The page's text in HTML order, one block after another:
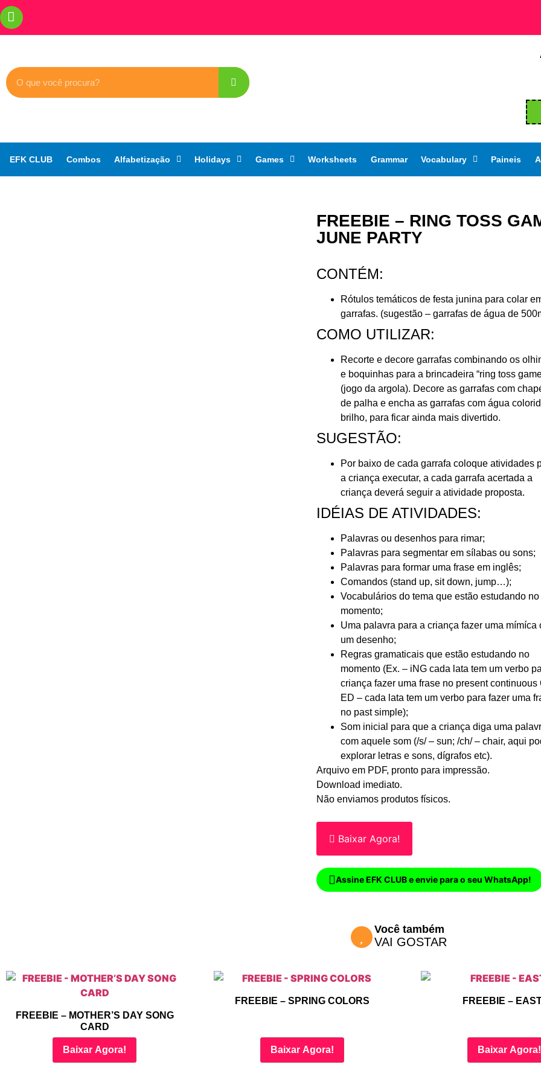
EFK CLUB Combos Alfabetização Holidays Games Worksheets Grammar Vocabulary Paineis
FREEBIE – RING TOSS
JUNE PARTY
CONTÉM:
Rótulos temáticos de festa junina para colar
garrafas. (sugestão – garrafas de água de
COMO UTILIZAR:
Recorte e decore garrafas combinando os
e boquinhas para a brincadeira “ring toss
(jogo da argola). Decore as garrafas com
de palha e encha as garrafas com água
brilho, para ficar ainda mais divertido.
SUGESTÃO:
Por baixo de cada garrafa coloque atividades
a criança executar, a cada garrafa acertada a
criança deverá seguir a atividade proposta.
IDÉIAS DE ATIVIDADES:
Palavras ou desenhos para rimar;
Palavras para segmentar em sílabas ou sons;
Palavras para formar uma frase em inglês;
Comandos (stand up, sit down, jump…);
Vocabulários do tema que estão estudando no
momento;
Uma palavra para a criança fazer uma mímíca
um desenho;
Regras gramaticais que estão estudando no
momento (Ex. – iNG cada lata tem um verbo
criança fazer uma frase no present continuous
ED – cada lata tem um verbo para fazer uma
no past simple);
Som inicial para que a criança diga uma
com aquele som (/s/ – sun; /ch/ – chair, aqui
explorar letras e sons, dígrafos etc).
Arquivo em PDF, pronto para impressão.
Download imediato.
Não enviamos produtos físicos.
Baixar Agora!
Assine EFK CLUB e envie para o seu WhatsApp!
Você também
VAI GOSTAR
FREEBIE – MOTHER’S DAY SONG
CARD
Baixar Agora!
FREEBIE – SPRING COLORS
Baixar Agora!
FREEBIE –
Baixar Agora!